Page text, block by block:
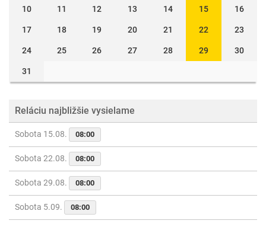
10 11 12 13 14 15 16
17 18 19 20 21 22 23
24 25 26 27 28 29 30
31
Reláciu najbližšie vysielame
Sobota 15.08. 08:00
Sobota 22.08. 08:00
Sobota 29.08. 08:00
Sobota 5.09. 08:00